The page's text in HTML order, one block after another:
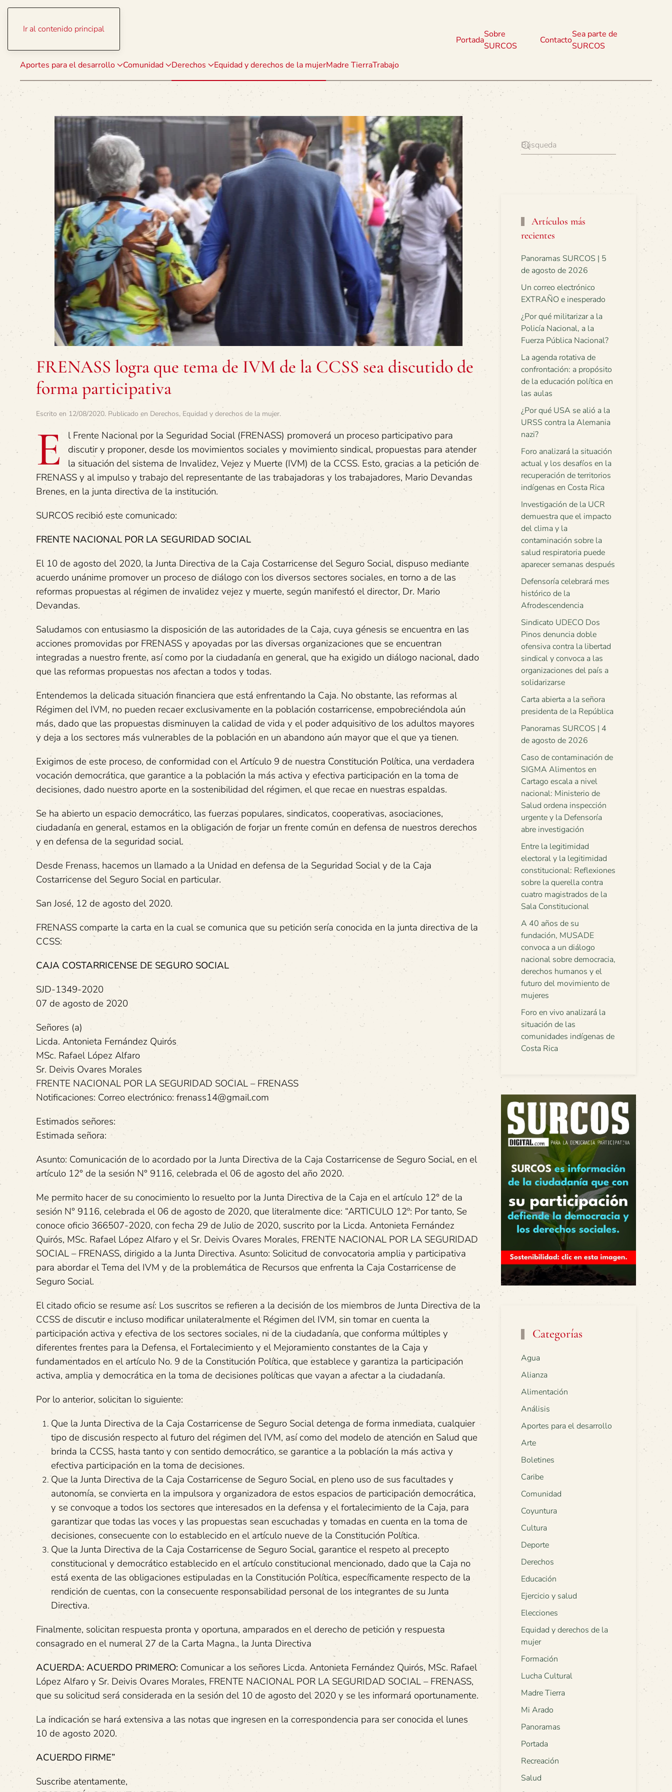
Ir al contenido principal
Aportes para el desarrollo Comunidad Derechos Equidad y derechos de la mujerMadre TierraTrabajo
Portada
Sobre
SURCOS
Contacto
Sea parte de
SURCOS
FRENASS logra que tema de IVM de la CCSS sea discutido de
forma participativa
Escrito en 12/08/2020. Publicado en Derechos, Equidad y derechos de la mujer.
E
l Frente Nacional por la Seguridad Social (FRENASS) promoverá un proceso participativo para
discutir y proponer, desde los movimientos sociales y movimiento sindical, propuestas para atender
la situación del sistema de Invalidez, Vejez y Muerte (IVM) de la CCSS. Esto, gracias a la petición de
FRENASS y al impulso y trabajo del representante de las trabajadoras y los trabajadores, Mario Devandas
Brenes, en la junta directiva de la institución.
SURCOS recibió este comunicado:
FRENTE NACIONAL POR LA SEGURIDAD SOCIAL
El 10 de agosto del 2020, la Junta Directiva de la Caja Costarricense del Seguro Social, dispuso mediante
acuerdo unánime promover un proceso de diálogo con los diversos sectores sociales, en torno a de las
reformas propuestas al régimen de invalidez vejez y muerte, según manifestó el director, Dr. Mario
Devandas.
Saludamos con entusiasmo la disposición de las autoridades de la Caja, cuya génesis se encuentra en las
acciones promovidas por FRENASS y apoyadas por las diversas organizaciones que se encuentran
integradas a nuestro frente, así como por la ciudadanía en general, que ha exigido un diálogo nacional, dado
que las reformas propuestas nos afectan a todos y todas.
Entendemos la delicada situación financiera que está enfrentando la Caja. No obstante, las reformas al
Régimen del IVM, no pueden recaer exclusivamente en la población costarricense, empobreciéndola aún
más, dado que las propuestas disminuyen la calidad de vida y el poder adquisitivo de los adultos mayores
y deja a los sectores más vulnerables de la población en un abandono aún mayor que el que ya tienen.
Exigimos de este proceso, de conformidad con el Artículo 9 de nuestra Constitución Política, una verdadera
vocación democrática, que garantice a la población la más activa y efectiva participación en la toma de
decisiones, dado nuestro aporte en la sostenibilidad del régimen, el que recae en nuestras espaldas.
Se ha abierto un espacio democrático, las fuerzas populares, sindicatos, cooperativas, asociaciones,
ciudadanía en general, estamos en la obligación de forjar un frente común en defensa de nuestros derechos
y en defensa de la seguridad social.
Desde Frenass, hacemos un llamado a la Unidad en defensa de la Seguridad Social y de la Caja
Costarricense del Seguro Social en particular.
San José, 12 de agosto del 2020.
FRENASS comparte la carta en la cual se comunica que su petición sería conocida en la junta directiva de la
CCSS:
CAJA COSTARRICENSE DE SEGURO SOCIAL
SJD-1349-2020
07 de agosto de 2020
Señores (a)
Licda. Antonieta Fernández Quirós
MSc. Rafael López Alfaro
Sr. Deivis Ovares Morales
FRENTE NACIONAL POR LA SEGURIDAD SOCIAL – FRENASS
Notificaciones: Correo electrónico: frenass14@gmail.com
Estimados señores:
Estimada señora:
Asunto: Comunicación de lo acordado por la Junta Directiva de la Caja Costarricense de Seguro Social, en el
artículo 12° de la sesión N° 9116, celebrada el 06 de agosto del año 2020.
Me permito hacer de su conocimiento lo resuelto por la Junta Directiva de la Caja en el artículo 12° de la
sesión N° 9116, celebrada el 06 de agosto de 2020, que literalmente dice: “ARTICULO 12º: Por tanto, Se
conoce oficio 366507-2020, con fecha 29 de Julio de 2020, suscrito por la Licda. Antonieta Fernández
Quirós, MSc. Rafael López Alfaro y el Sr. Deivis Ovares Morales, FRENTE NACIONAL POR LA SEGURIDAD
SOCIAL – FRENASS, dirigido a la Junta Directiva. Asunto: Solicitud de convocatoria amplia y participativa
para abordar el Tema del IVM y de la problemática de Recursos que enfrenta la Caja Costarricense de
Seguro Social.
El citado oficio se resume así: Los suscritos se refieren a la decisión de los miembros de Junta Directiva de la
CCSS de discutir e incluso modificar unilateralmente el Régimen del IVM, sin tomar en cuenta la
participación activa y efectiva de los sectores sociales, ni de la ciudadanía, que conforma múltiples y
diferentes frentes para la Defensa, el Fortalecimiento y el Mejoramiento constantes de la Caja y
fundamentados en el artículo No. 9 de la Constitución Política, que establece y garantiza la participación
activa, amplia y democrática en la toma de decisiones políticas que vayan a afectar a la ciudadanía.
Por lo anterior, solicitan lo siguiente:
Que la Junta Directiva de la Caja Costarricense de Seguro Social detenga de forma inmediata, cualquier
tipo de discusión respecto al futuro del régimen del IVM, así como del modelo de atención en Salud que
brinda la CCSS, hasta tanto y con sentido democrático, se garantice a la población la más activa y
efectiva participación en la toma de decisiones.
Que la Junta Directiva de la Caja Costarricense de Seguro Social, en pleno uso de sus facultades y
autonomía, se convierta en la impulsora y organizadora de estos espacios de participación democrática,
y se convoque a todos los sectores que interesados en la defensa y el fortalecimiento de la Caja, para
garantizar que todas las voces y las propuestas sean escuchadas y tomadas en cuenta en la toma de
decisiones, consecuente con lo establecido en el artículo nueve de la Constitución Política.
Que la Junta Directiva de la Caja Costarricense de Seguro Social, garantice el respeto al precepto
constitucional y democrático establecido en el artículo constitucional mencionado, dado que la Caja no
está exenta de las obligaciones estipuladas en la Constitución Política, específicamente respecto de la
rendición de cuentas, con la consecuente responsabilidad personal de los integrantes de su Junta
Directiva.
Finalmente, solicitan respuesta pronta y oportuna, amparados en el derecho de petición y respuesta
consagrado en el numeral 27 de la Carta Magna., la Junta Directiva
ACUERDA: ACUERDO PRIMERO: Comunicar a los señores Licda. Antonieta Fernández Quirós, MSc. Rafael
López Alfaro y Sr. Deivis Ovares Morales, FRENTE NACIONAL POR LA SEGURIDAD SOCIAL – FRENASS,
que su solicitud será considerada en la sesión del 10 de agosto del 2020 y se les informará oportunamente.
La indicación se hará extensiva a las notas que ingresen en la correspondencia para ser conocida el lunes
10 de agosto 2020.
ACUERDO FIRME”
Suscribe atentamente,
Artículos más
recientes
Panoramas SURCOS | 5
de agosto de 2026
Un correo electrónico
EXTRAÑO e inesperado
¿Por qué militarizar a la
Policía Nacional, a la
Fuerza Pública Nacional?
La agenda rotativa de
confrontación: a propósito
de la educación política en
las aulas
¿Por qué USA se alió a la
URSS contra la Alemania
nazi?
Foro analizará la situación
actual y los desafíos en la
recuperación de territorios
indígenas en Costa Rica
Investigación de la UCR
demuestra que el impacto
del clima y la
contaminación sobre la
salud respiratoria puede
aparecer semanas después
Defensoría celebrará mes
histórico de la
Afrodescendencia
Sindicato UDECO Dos
Pinos denuncia doble
ofensiva contra la libertad
sindical y convoca a las
organizaciones del país a
solidarizarse
Carta abierta a la señora
presidenta de la República
Panoramas SURCOS | 4
de agosto de 2026
Caso de contaminación de
SIGMA Alimentos en
Cartago escala a nivel
nacional: Ministerio de
Salud ordena inspección
urgente y la Defensoría
abre investigación
Entre la legitimidad
electoral y la legitimidad
constitucional: Reflexiones
sobre la querella contra
cuatro magistrados de la
Sala Constitucional
A 40 años de su
fundación, MUSADE
convoca a un diálogo
nacional sobre democracia,
derechos humanos y el
futuro del movimiento de
mujeres
Foro en vivo analizará la
situación de las
comunidades indígenas de
Costa Rica
Categorías
Agua
Alianza
Alimentación
Análisis
Aportes para el desarrollo
Arte
Boletines
Caribe
Comunidad
Coyuntura
Cultura
Deporte
Derechos
Educación
Ejercicio y salud
Elecciones
Equidad y derechos de la
mujer
Formación
Lucha Cultural
Madre Tierra
Mi Arado
Panoramas
Portada
Recreación
Salud